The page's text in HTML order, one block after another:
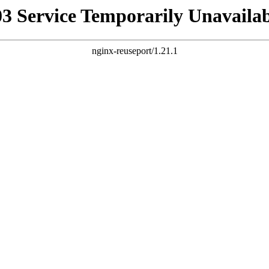
Service Temporarily
nginx-reuseport/1.21.1